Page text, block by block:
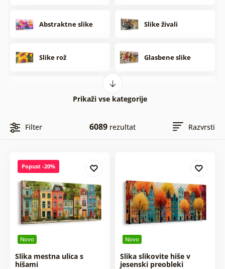
Abstraktne slike Slike živali
Slike rož Glasbene slike
slike
Slike zemljevidi
Slike ljudi
Slike hrana in
pijača
Slike tihožitje Slike angelov
Slike mesta Pop art slike
Prikaži vse kategorije
Filter 6089 rezultat Razvrsti
Novo
Popust -20%
Slika mestna ulica s
hišami
Novo
Slika slikovite hiše v
jesenski preobleki